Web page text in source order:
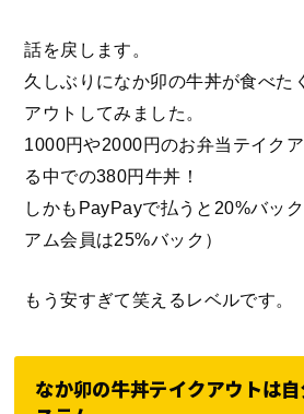
話を戻します。
久しぶりになか卯の牛丼が食べた
アウトしてみました。
1000円や2000円のお弁当テイク
る中での380円牛丼！
しかもPayPayで払うと20%バッ
アム会員は25%バック）
もう安すぎて笑えるレベルです。
なか卯の牛丼テイクアウトは